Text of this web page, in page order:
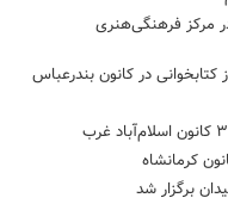
مرکز فرهنگی‌هنری
در کانون بندرعباس
برگزار شد